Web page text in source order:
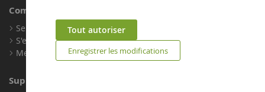
Compte
Se connecter
S'enregistrer
Mes points de fidélité
Support client
Tout autoriser
Enregistrer les modifications